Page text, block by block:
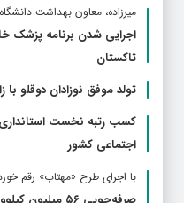
ميرزاده، معاون بهداشت
اجرایی شدن برنامه پزشک
تاکستان
تولد موفق نوزادان دوقلو با
کسب رتبه نخست استانداری
اجتماعی کشور
با اجرای طرح «مهتاب» رقم